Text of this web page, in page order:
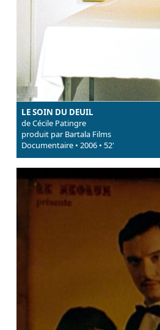
LE SOIN DU DEUIL
de Cécile Patingre
produit par Bartala Films
Documentaire • 2006 • 52'